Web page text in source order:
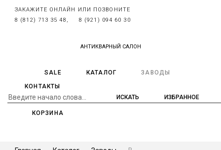
ЗАКАЖИТЕ ОНЛАЙН ИЛИ ПОЗВОНИТЕ
8 (812) 713 35 48,
8 (921) 094 60 30
АНТИКВАРНЫЙ САЛОН
SALE КАТАЛОГ
ЗАВОДЫ
КОНТАКТЫ
ИЗБРАННОЕ
КОРЗИНА